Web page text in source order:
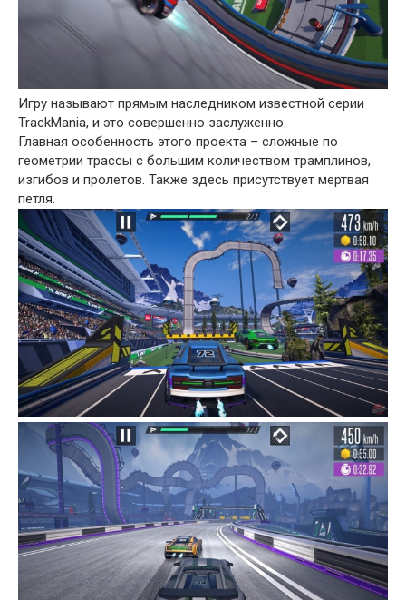
Игру называют прямым наследником известной серии
TrackMania, и это совершенно заслуженно.
Главная особенность этого проекта – сложные по
геометрии трассы с большим количеством трамплинов,
изгибов и пролетов. Также здесь присутствует мертвая
петля.